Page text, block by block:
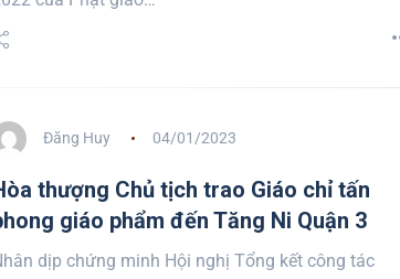
Đăng Huy 04/01/2023
thượng Chủ tịch trao Giáo chỉ tấn
giáo phẩm đến Tăng Ni Quận 3
dịp chứng minh Hội nghị Tổng kết công tác